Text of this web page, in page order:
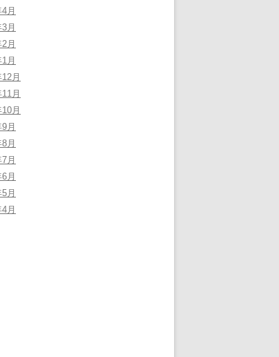
月
月
月
月
月
月
月
月
月
月
月
月
月